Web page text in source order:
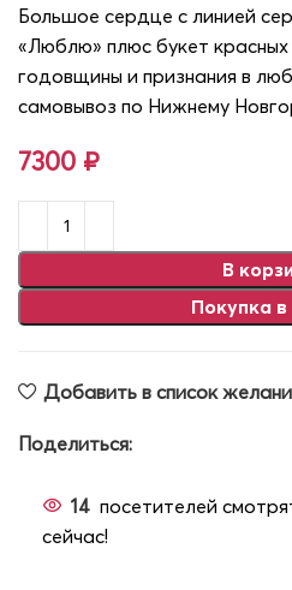
Большое сердце с линией
«Люблю» плюс букет
годовщины и признания в
самовывоз по Нижнему
7300 ₽
В
Покупка в
Добавить в список
Поделиться:
14 посетителей
сейчас!